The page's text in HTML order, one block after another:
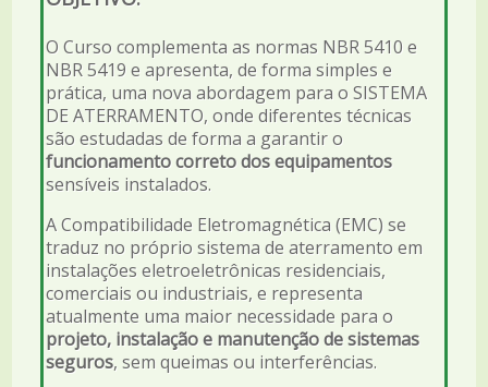
O Curso complementa as normas NBR 5410 e
NBR 5419 e apresenta, de forma simples e
prática, uma nova abordagem para o SISTEMA
DE ATERRAMENTO, onde diferentes técnicas
são estudadas de forma a garantir o
funcionamento correto dos equipamentos
sensíveis instalados.
A Compatibilidade Eletromagnética (EMC) se
traduz no próprio sistema de aterramento em
instalações eletroeletrônicas residenciais,
comerciais ou industriais, e representa
atualmente uma maior necessidade para o
projeto, instalação e manutenção de sistemas
seguros, sem queimas ou interferências.